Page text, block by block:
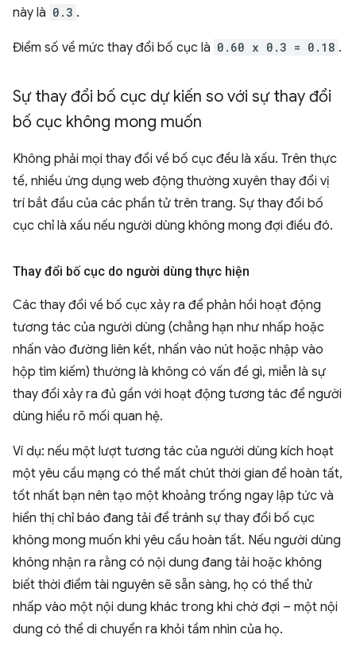
này là 0.3 .
Điểm số về mức thay đổi bố cục là 0.60 x 0.3 = 0.18 .
Sự thay đổi bố cục dự kiến so với sự thay đổi
bố cục không mong muốn
Không phải mọi thay đổi về bố cục đều là xấu. Trên thực
tế, nhiều ứng dụng web động thường xuyên thay đổi vị
trí bắt đầu của các phần tử trên trang. Sự thay đổi bố
cục chỉ là xấu nếu người dùng không mong đợi điều đó.
Thay đổi bố cục do người dùng thực hiện
Các thay đổi về bố cục xảy ra để phản hồi hoạt động
tương tác của người dùng (chẳng hạn như nhấp hoặc
nhấn vào đường liên kết, nhấn vào nút hoặc nhập vào
hộp tìm kiếm) thường là không có vấn đề gì, miễn là sự
thay đổi xảy ra đủ gần với hoạt động tương tác để người
dùng hiểu rõ mối quan hệ.
Ví dụ: nếu một lượt tương tác của người dùng kích hoạt
một yêu cầu mạng có thể mất chút thời gian để hoàn tất,
tốt nhất bạn nên tạo một khoảng trống ngay lập tức và
hiển thị chỉ báo đang tải để tránh sự thay đổi bố cục
không mong muốn khi yêu cầu hoàn tất. Nếu người dùng
không nhận ra rằng có nội dung đang tải hoặc không
biết thời điểm tài nguyên sẽ sẵn sàng, họ có thể thử
nhấp vào một nội dung khác trong khi chờ đợi – một nội
dung có thể di chuyển ra khỏi tầm nhìn của họ.